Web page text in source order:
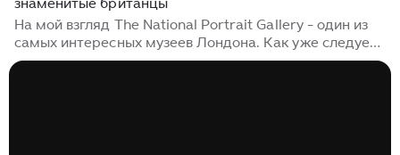
На мой взгляд The National Portrait Gallery - один из
самых интересных музеев Лондона. Как уже следует
из названия, здесь выставляют исключительно